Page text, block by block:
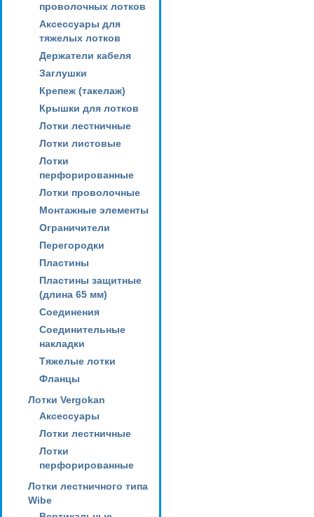
проволочных лотков
Аксессуары для
тяжелых лотков
Держатели кабеля
Заглушки
Крепеж (такелаж)
Крышки для лотков
Лотки лестничные
Лотки листовые
Лотки
перфорированные
Лотки проволочные
Монтажные элементы
Ограничители
Перегородки
Пластины
Пластины защитные
(длина 65 мм)
Соединения
Соединительные
накладки
Тяжелые лотки
Фланцы
Лотки Vergokan
Аксессуары
Лотки лестничные
Лотки
перфорированные
Лотки лестничного типа
Wibe